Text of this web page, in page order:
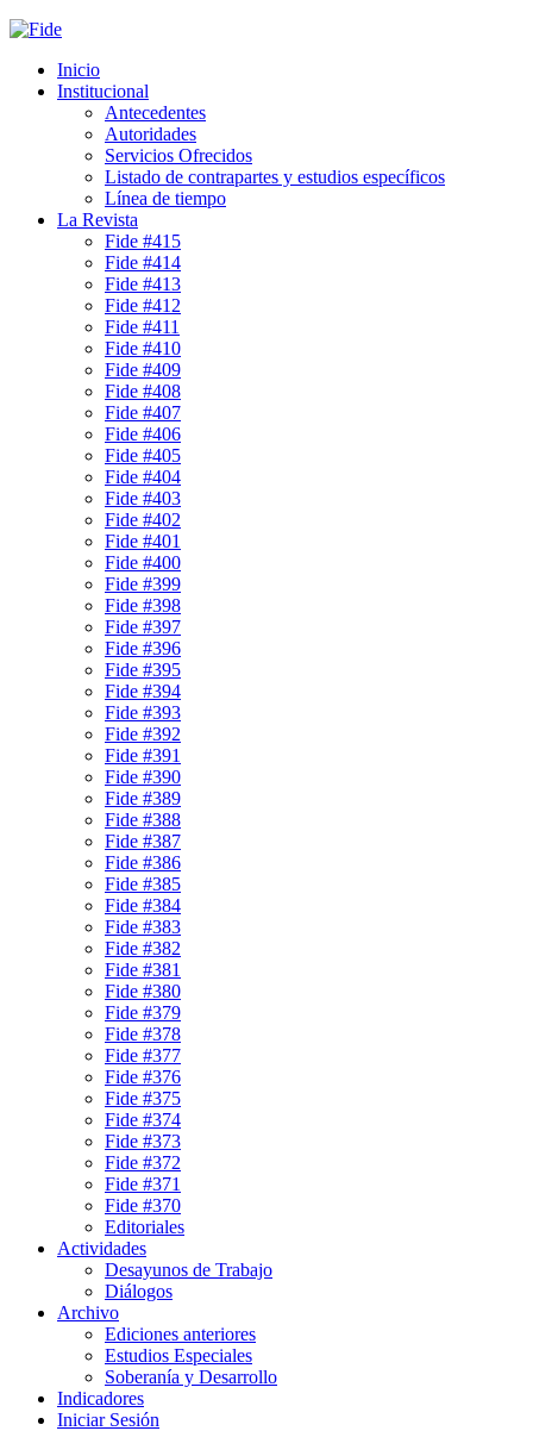
Inicio
Institucional
Antecedentes
Autoridades
Servicios Ofrecidos
Listado de contrapartes y estudios específicos
Línea de tiempo
La Revista
Fide #415
Fide #414
Fide #413
Fide #412
Fide #411
Fide #410
Fide #409
Fide #408
Fide #407
Fide #406
Fide #405
Fide #404
Fide #403
Fide #402
Fide #401
Fide #400
Fide #399
Fide #398
Fide #397
Fide #396
Fide #395
Fide #394
Fide #393
Fide #392
Fide #391
Fide #390
Fide #389
Fide #388
Fide #387
Fide #386
Fide #385
Fide #384
Fide #383
Fide #382
Fide #381
Fide #380
Fide #379
Fide #378
Fide #377
Fide #376
Fide #375
Fide #374
Fide #373
Fide #372
Fide #371
Fide #370
Editoriales
Actividades
Desayunos de Trabajo
Diálogos
Archivo
Ediciones anteriores
Estudios Especiales
Soberanía y Desarrollo
Indicadores
Iniciar Sesión